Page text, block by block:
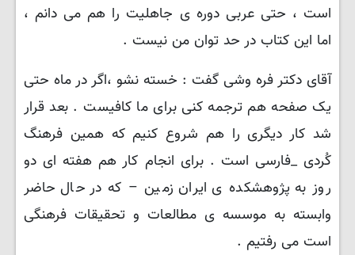
است ، حتی عربی دوره ی جاهلیت را هم می دانم ،
اما این کتاب در حد توان من نیست .
آقای دکتر فره وشی گفت : خسته نشو ،اگر در ماه حتی
یک صفحه هم ترجمه کنی برای ما کافیست . بعد قرار
شد کار دیگری را هم شروع کنیم که همین فرهنگ
کُردی _فارسی است . برای انجام کار هم هفته ای دو
روز به پژوهشکده ی ایران زمین – که در حال حاضر
وابسته به موسسه ی مطالعات و تحقیقات فرهنگی
است می رفتیم .